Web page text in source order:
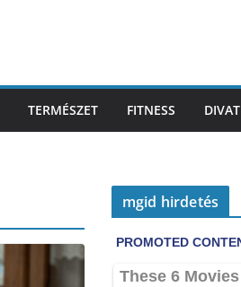
TERMÉSZET FITNESS DIVAT
mgid hirdetés